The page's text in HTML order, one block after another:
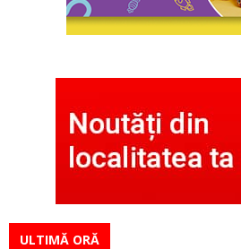
ULTIMĂ ORĂ